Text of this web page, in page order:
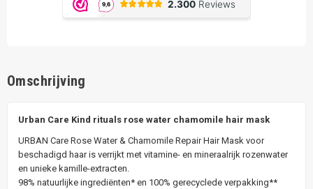
Omschrijving
Urban Care Kind rituals rose water chamomile hair mask
URBAN Care Rose Water & Chamomile Repair Hair Mask voor
beschadigd haar is verrijkt met vitamine- en mineraalrijk rozenwater
en unieke kamille-extracten.
98% natuurlijke ingrediënten* en 100% gerecyclede verpakking**